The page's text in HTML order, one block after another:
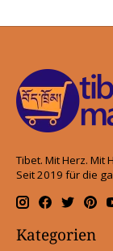
Tibet. Mit Herz. Mit
Seit 2019 für die
Kategorien